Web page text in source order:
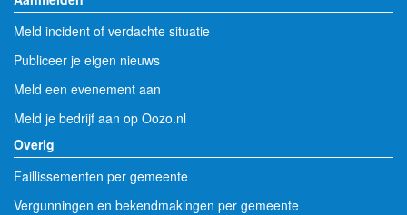
Meld incident of verdachte situatie
Publiceer je eigen nieuws
Meld een evenement aan
Meld je bedrijf aan op Oozo.nl
Overig
Faillissementen per gemeente
Vergunningen en bekendmakingen per gemeente